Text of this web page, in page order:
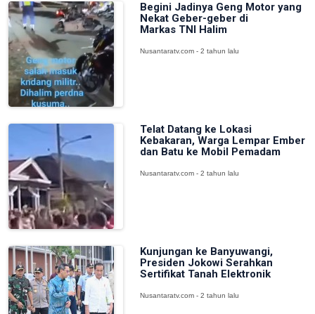
Begini Jadinya Geng Motor yang
Nekat Geber-geber di
Markas TNI Halim
Nusantaratv.com - 2 tahun lalu
Telat Datang ke Lokasi
Kebakaran, Warga Lempar Ember
dan Batu ke Mobil Pemadam
Nusantaratv.com - 2 tahun lalu
Kunjungan ke Banyuwangi,
Presiden Jokowi Serahkan
Sertifikat Tanah Elektronik
Nusantaratv.com - 2 tahun lalu